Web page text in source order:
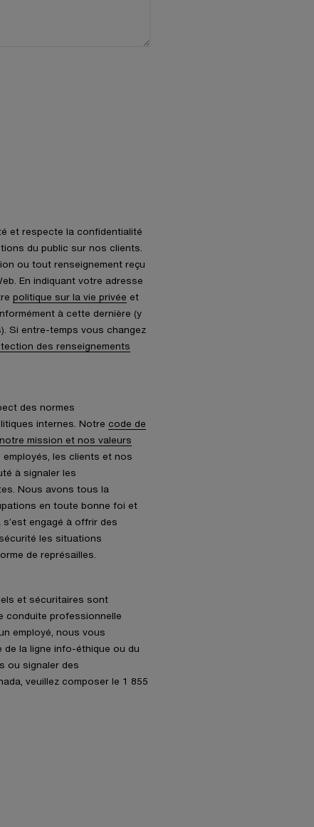
et respecte la confidentialité
du public sur nos clients.
ou tout renseignement reçu
En indiquant votre adresse
politique sur la vie privée et
à cette dernière (y
Si entre-temps vous changez
des renseignements
des normes
internes. Notre code de
notre mission et nos valeurs
employés, les clients et nos
à signaler les
Nous avons tous la
en toute bonne foi et
engagé à offrir des
les situations
de représailles.
et sécuritaires sont
conduite professionnelle
employé, nous vous
de la ligne info-éthique ou du
ou signaler des
veuillez composer le 1 855